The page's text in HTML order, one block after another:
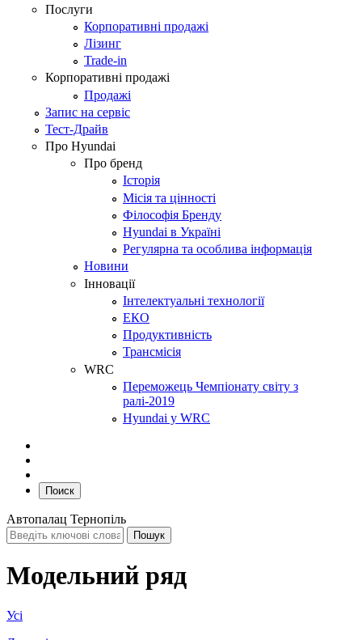
Послуги
Корпоративні продажі
Лізинг
Trade-in
Корпоративні продажі
Продажі
Запис на сервіс
Тест-Драйв
Про Hyundai
Про бренд
Історія
Місія та цінності
Філософія Бренду
Hyundai в Україні
Регулярна та особлива інформація
Новини
Інновації
Інтелектуальні технології
ЕКО
Продуктивність
Трансмісія
WRC
Переможець Чемпіонату світу з
ралі-2019
Hyundai у WRC
Поиск
Автопалац Тернопіль
Модельний ряд
Усі